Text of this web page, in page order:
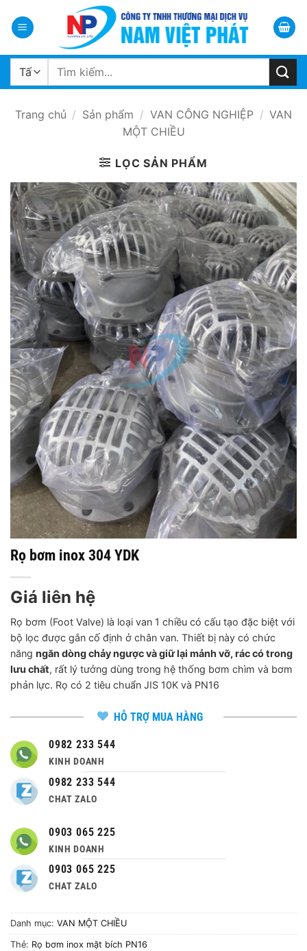
qua
dung
Tìm
Trang chủ / Sản phẩm / VAN CÔNG NGHIỆP / VAN
MỘT CHIỀU
LỌC SẢN PHẨM
Rọ bơm inox 304 YDK
Giá liên hệ
Rọ bơm (Foot Valve) là loại van 1 chiều có cấu tạo đặc biệt với
bộ lọc được gắn cố định ở chân van. Thiết bị này có chức
năng ngăn dòng chảy ngược và giữ lại mảnh vỡ, rác có trong
lưu chất, rất lý tưởng dùng trong hệ thống bơm chìm và bơm
phản lực. Rọ có 2 tiêu chuẩn JIS 10K và PN16
HỖ TRỢ MUA HÀNG
0982 233 544
KINH DOANH
0982 233 544
CHAT ZALO
0903 065 225
KINH DOANH
0903 065 225
CHAT ZALO
Danh mục: VAN MỘT CHIỀU
Thẻ: Rọ bơm inox mặt bích PN16